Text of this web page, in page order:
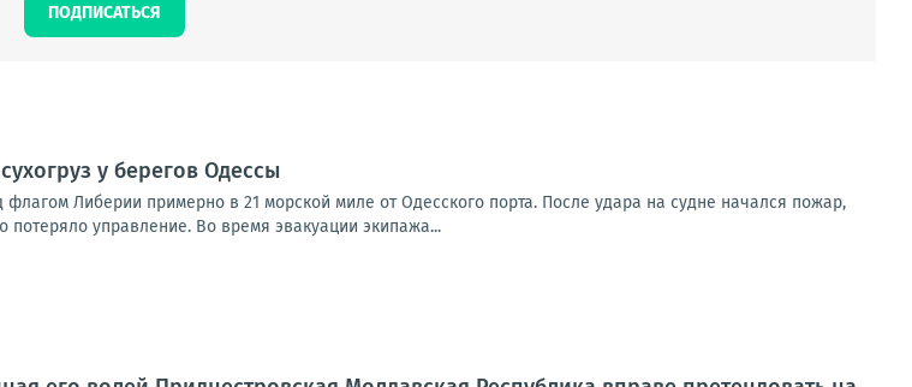
ПОДПИСАТЬСЯ
у берегов Одессы
флагом Либерии примерно в 21 морской миле от Одесского порта. После удара на судне начался пожар,
потеряло управление. Во время эвакуации экипажа...